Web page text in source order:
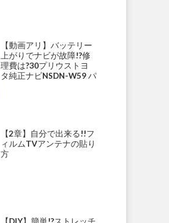
【動画アリ】バッテリー
上がりでナビが故障!?修
理費は?30プリウストヨ
タ純正ナビNSDN-W59 パ
【2章】自分で出来る!!フ
ィルムTVアンテナの貼り
方